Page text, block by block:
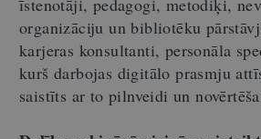
īstenotāji, pedagogi, metodiķi,
organizāciju un bibliotēku
karjeras konsultanti, personāla
kurš darbojas digitālo prasmju
saistīts ar to pilnveidi un